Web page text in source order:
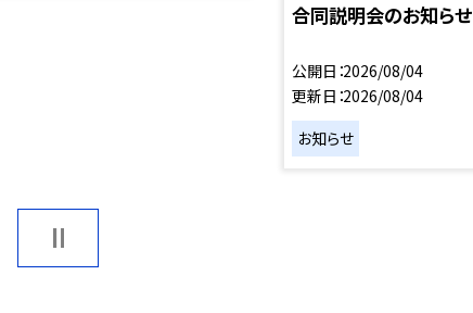
合同説明会のお知らせ
公開日 2026/08/04
更新日 2026/08/04
お知らせ